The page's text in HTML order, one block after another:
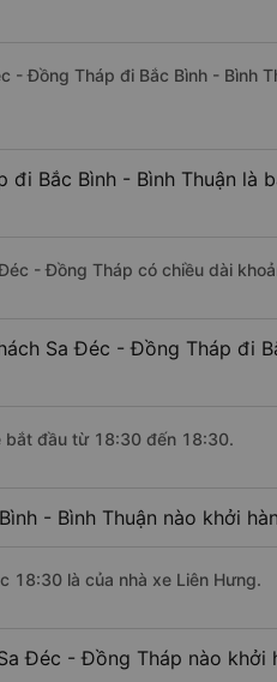
- Đồng Tháp đi Bắc Bình - Bình
Bắc Bình - Bình Thuận là
- Đồng Tháp có chiều dài
Sa Đéc - Đồng Tháp đi
bắt đầu từ 18:30 đến 18:30.
- Bình Thuận nào khởi
18:30 là của nhà xe Liên Hưng.
Đéc - Đồng Tháp nào khởi